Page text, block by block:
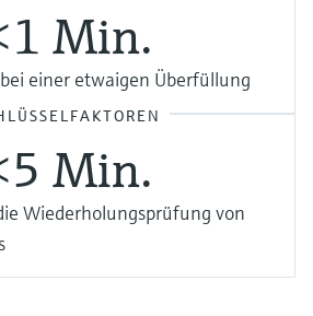
Min.
einer etwaigen Überfüllung
Min.
Wiederholungsprüfung von